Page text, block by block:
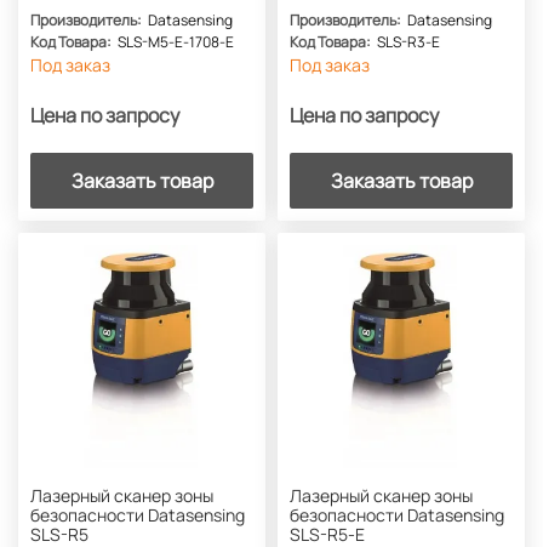
Производитель: Datasensing
Код Товара: SLS-M5-E-1708-E
Под заказ
Цена по запросу
Заказать товар
Производитель: Datasensing
Код Товара: SLS-R3-E
Под заказ
Цена по запросу
Заказать товар
Лазерный сканер зоны
безопасности Datasensing
SLS-R5
Лазерный сканер зоны
безопасности Datasensing
SLS-R5-E